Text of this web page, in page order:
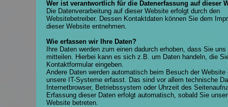
Wer ist verantwortlich für die Datenerfassung auf dieser
Die Datenverarbeitung auf dieser Website erfolgt durch den
Websitebetreiber. Dessen Kontaktdaten können Sie dem
dieser Website entnehmen.
Wie erfassen wir Ihre Daten?
Ihre Daten werden zum einen dadurch erhoben, dass Sie uns
mitteilen. Hierbei kann es sich z.B. um Daten handeln, die
Kontaktformular eingeben.
Andere Daten werden automatisch beim Besuch der Website
unsere IT-Systeme erfasst. Das sind vor allem technische
Internetbrowser, Betriebssystem oder Uhrzeit des
Erfassung dieser Daten erfolgt automatisch, sobald Sie
Website betreten.